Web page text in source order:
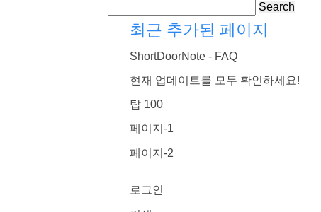
Search
최근 추가된 페이지
ShortDoorNote - FAQ
현재 업데이트를 모두 확인하세요!
탑 100
페이지-1
페이지-2
로그인